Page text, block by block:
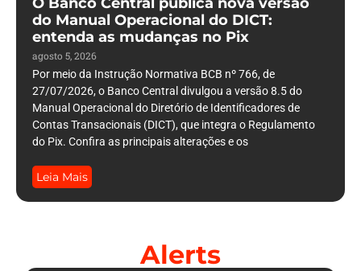
do Manual Operacional do DICT:
entenda as mudanças no Pix
agosto 5, 2026
Por meio da Instrução Normativa BCB nº 766, de
27/07/2026, o Banco Central divulgou a versão 8.5 do
Manual Operacional do Diretório de Identificadores de
Contas Transacionais (DICT), que integra o Regulamento
do Pix. Confira as principais alterações e os
Leia Mais
Alerts